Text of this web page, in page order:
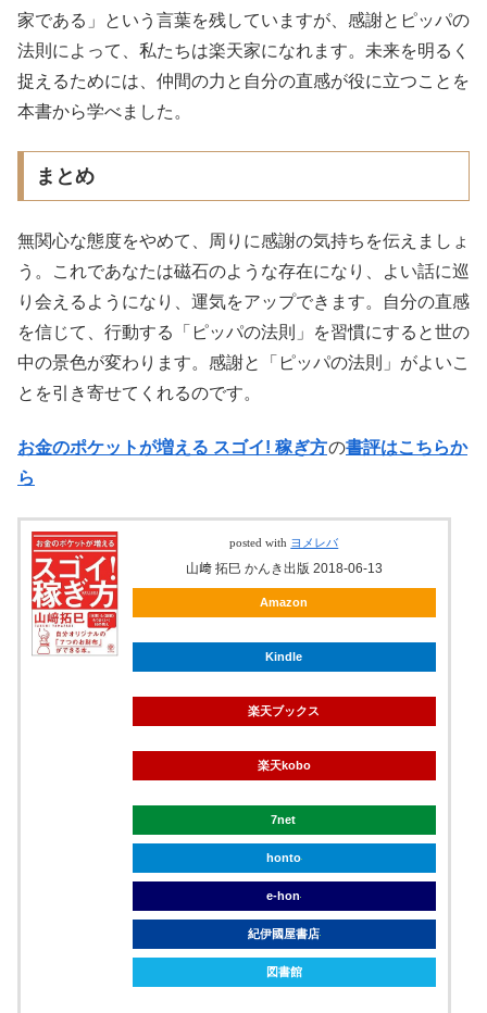
家である」という言葉を残していますが、感謝とピッパの
法則によって、私たちは楽天家になれます。未来を明るく
捉えるためには、仲間の力と自分の直感が役に立つことを
本書から学べました。
まとめ
無関心な態度をやめて、周りに感謝の気持ちを伝えましょ
う。これであなたは磁石のような存在になり、よい話に巡
り会えるようになり、運気をアップできます。自分の直感
を信じて、行動する「ピッパの法則」を習慣にすると世の
中の景色が変わります。感謝と「ピッパの法則」がよいこ
とを引き寄せてくれるのです。
お金のポケットが増える スゴイ! 稼ぎ方の書評はこちらか
ら
posted with ヨメレバ
山﨑 拓巳 かんき出版 2018-06-13
Amazon
Kindle
楽天ブックス
楽天kobo
7net
honto
e-hon
紀伊國屋書店
図書館